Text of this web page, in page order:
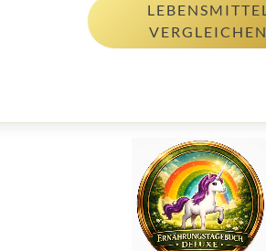
LEBENSMITTEL
VERGLEICHEN